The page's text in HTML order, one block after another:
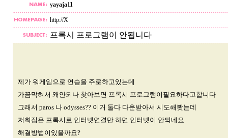
yayaja11
http://X
프록시 프로그램이 안됩니다
제가 워게임으로 연습을 주로하고있는데
가끔막혀서 왜안되나 찾아보면 프록시 프로그램이필요하다고합니다
그래서 paros 나 odysses?? 이거 둘다 다운받아서 시도해봣는데
저희집은 프록시로 인터넷연결만 하면 인터넷이 안되네요
해결방법이있을까요?